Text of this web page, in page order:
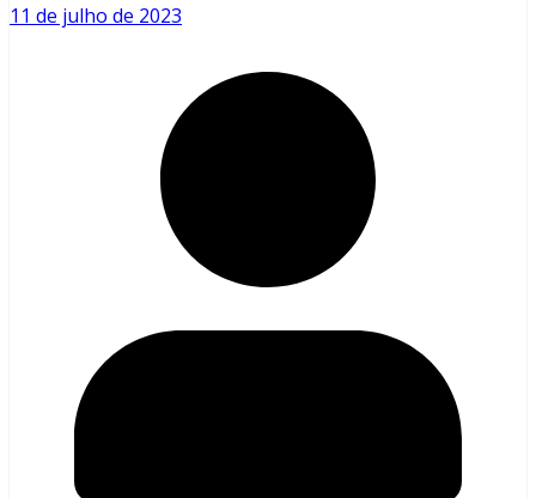
11 de julho de 2023